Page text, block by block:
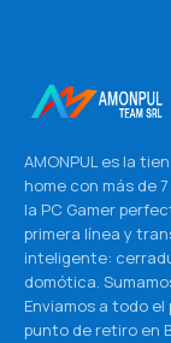
AMONPUL es la
home con más de
la PC Gamer
primera línea y
inteligente:
domótica.
Enviamos a todo
punto de retiro en